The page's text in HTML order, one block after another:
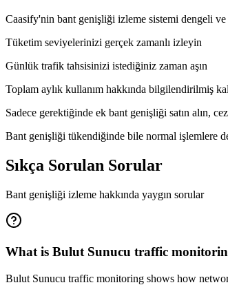
Caasify'nin bant genişliği izleme sistemi dengeli
Tüketim seviyelerinizi gerçek zamanlı izleyin
Günlük trafik tahsisinizi istediğiniz zaman aşın
Toplam aylık kullanım hakkında bilgilendirilmiş
Sadece gerektiğinde ek bant genişliği satın alın,
Bant genişliği tükendiğinde bile normal işlemlere
Sıkça Sorulan Sorular
Bant genişliği izleme hakkında yaygın sorular
What is Bulut Sunucu traffic
Bulut Sunucu traffic monitoring shows how